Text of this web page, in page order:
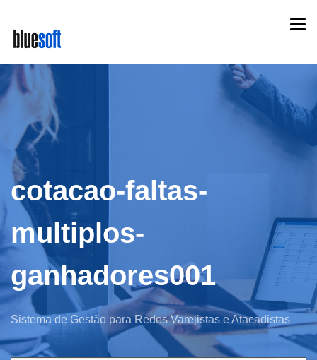
main
content
cotacao-faltas-
multiplos-
ganhadores001
Sistema de Gestão para Redes Varejistas e Atacadistas